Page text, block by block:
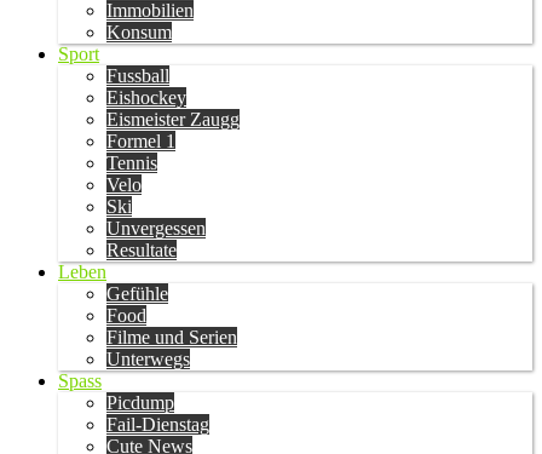
Immobilien
Konsum
Sport
Fussball
Eishockey
Eismeister Zaugg
Formel 1
Tennis
Velo
Ski
Unvergessen
Resultate
Leben
Gefühle
Food
Filme und Serien
Unterwegs
Spass
Picdump
Fail-Dienstag
Cute News